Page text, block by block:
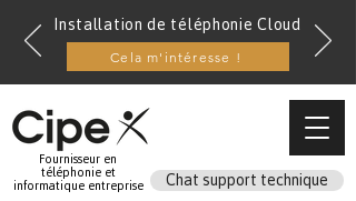
Installation de téléphonie Cloud
Cela m'intéresse !
Fournisseur en
téléphonie et
informatique entreprise
Chat support technique